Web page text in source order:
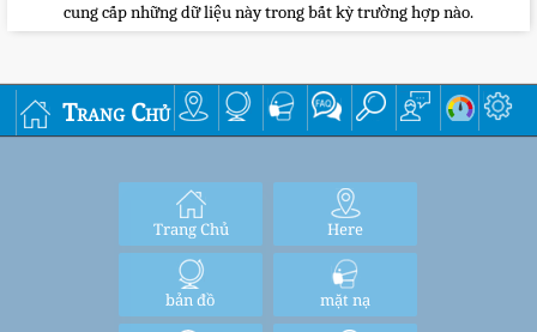
cung cấp những dữ liệu này trong bất kỳ trường hợp nào.
Trang Chủ
Trang Chủ Here
bản đồ mặt nạ